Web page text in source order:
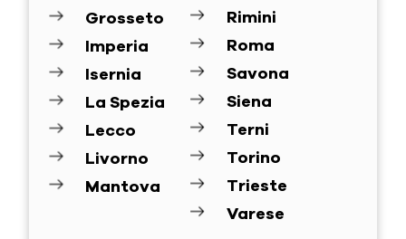
Grosseto
Imperia
Isernia
La Spezia
Lecco
Livorno
Mantova
Rimini
Roma
Savona
Siena
Terni
Torino
Trieste
Varese